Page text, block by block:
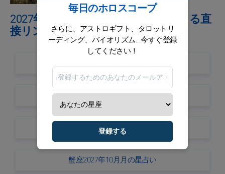
2027年10月月の星占いのサインによる直
接リンク
牡牛座2027年10月月の星占い
双子座2027年10月月の星占い
蟹座2027年10月月の星占い
毎日のホロスコープ
さらに、アストロギフト、タロットリ
ーディング、バイオリズム...今すぐ登録
してください！
登録する